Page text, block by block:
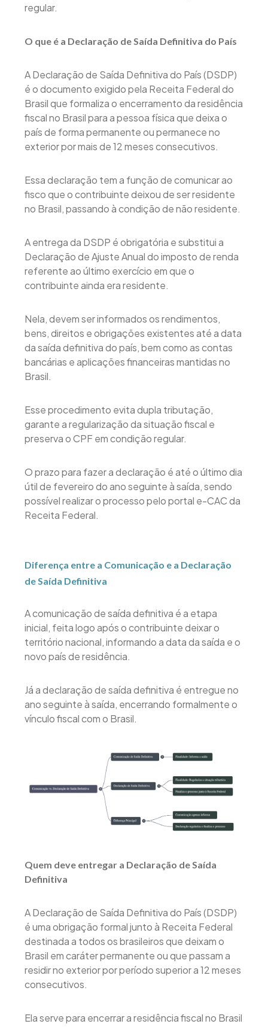
regular.
O que é a Declaração de Saída Definitiva do País
A Declaração de Saída Definitiva do País (DSDP)
é o documento exigido pela Receita Federal do
Brasil que formaliza o encerramento da residência
fiscal no Brasil para a pessoa física que deixa o
país de forma permanente ou permanece no
exterior por mais de 12 meses consecutivos.
Essa declaração tem a função de comunicar ao
fisco que o contribuinte deixou de ser residente
no Brasil, passando à condição de não residente.
A entrega da DSDP é obrigatória e substitui a
Declaração de Ajuste Anual do imposto de renda
referente ao último exercício em que o
contribuinte ainda era residente.
Nela, devem ser informados os rendimentos,
bens, direitos e obrigações existentes até a data
da saída definitiva do país, bem como as contas
bancárias e aplicações financeiras mantidas no
Brasil.
Esse procedimento evita dupla tributação,
garante a regularização da situação fiscal e
preserva o CPF em condição regular.
O prazo para fazer a declaração é até o último dia
útil de fevereiro do ano seguinte à saída, sendo
possível realizar o processo pelo portal e-CAC da
Receita Federal.
Diferença entre a Comunicação e a Declaração
de Saída Definitiva
A comunicação de saída definitiva é a etapa
inicial, feita logo após o contribuinte deixar o
território nacional, informando a data da saída e o
novo país de residência.
Já a declaração de saída definitiva é entregue no
ano seguinte à saída, encerrando formalmente o
vínculo fiscal com o Brasil.
Quem deve entregar a Declaração de Saída
Definitiva
A Declaração de Saída Definitiva do País (DSDP)
é uma obrigação formal junto à Receita Federal
destinada a todos os brasileiros que deixam o
Brasil em caráter permanente ou que passam a
residir no exterior por período superior a 12 meses
consecutivos.
Ela serve para encerrar a residência fiscal no Brasil